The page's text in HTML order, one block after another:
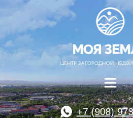
+7 (908)